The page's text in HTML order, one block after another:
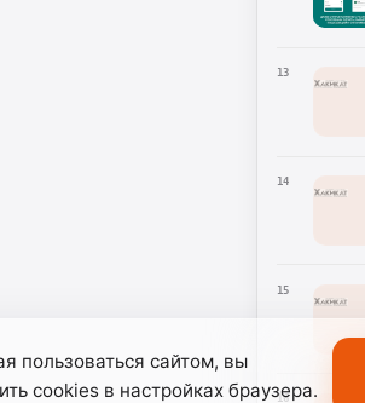
13
14
15
16
пользоваться сайтом, вы
cookies в настройках браузера.